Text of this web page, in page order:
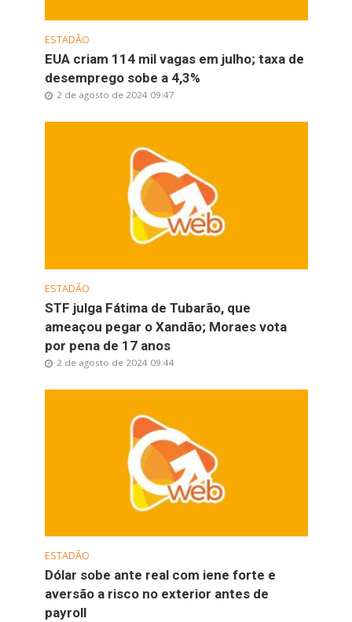
ESTADÃO
EUA criam 114 mil vagas em julho; taxa de
desemprego sobe a 4,3%
2 de agosto de 2024 09:47
ESTADÃO
STF julga Fátima de Tubarão, que
ameaçou pegar o Xandão; Moraes vota
por pena de 17 anos
2 de agosto de 2024 09:44
ESTADÃO
Dólar sobe ante real com iene forte e
aversão a risco no exterior antes de
payroll